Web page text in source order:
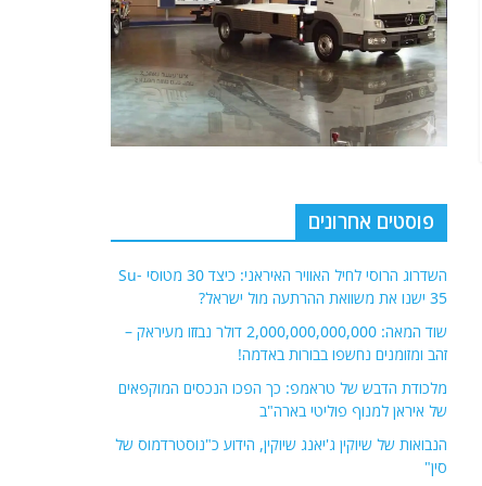
פוסטים אחרונים
השדרוג הרוסי לחיל האוויר האיראני: כיצד 30 מטוסי Su-
35 ישנו את משוואת ההרתעה מול ישראל?
שוד המאה: 2,000,000,000,000 דולר נבזזו מעיראק –
זהב ומזומנים נחשפו בבורות באדמה!
מלכודת הדבש של טראמפ: כך הפכו הנכסים המוקפאים
של איראן למנוף פוליטי בארה"ב
הנבואות של שיוקין ג'יאנג שיוקין, הידוע כ"נוסטרדמוס של
סין"